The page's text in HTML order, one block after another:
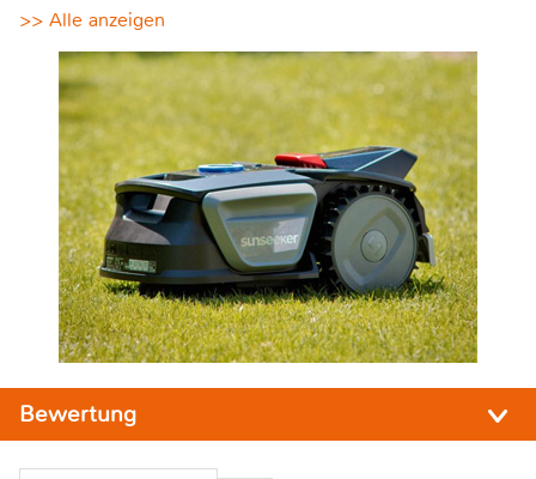
>> Alle anzeigen
Bewertung